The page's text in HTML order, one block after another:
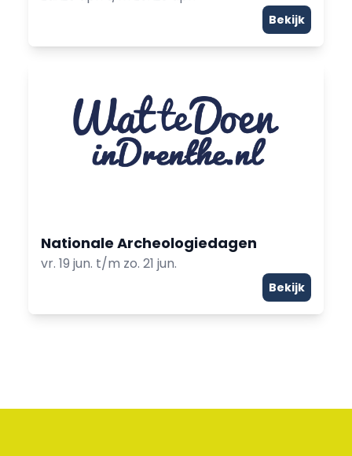
Bekijk
Nationale Archeologiedagen
vr. 19 jun. t/m zo. 21 jun.
Bekijk